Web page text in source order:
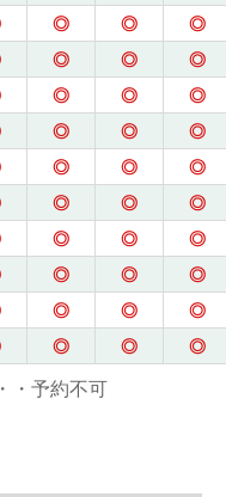
◎ ◎
◎
◎ ◎
◎
◎ ◎
◎
◎ ◎
◎
◎ ◎
◎
◎ ◎
◎
◎ ◎
◎
◎ ◎
◎
◎ ◎
◎
◎ ◎ ◎
予約不可